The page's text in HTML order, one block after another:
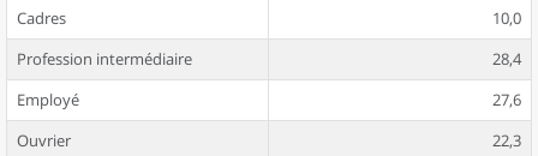
Cadres
10,0
Profession intermédiaire
28,4
Employé
27,6
Ouvrier
22,3